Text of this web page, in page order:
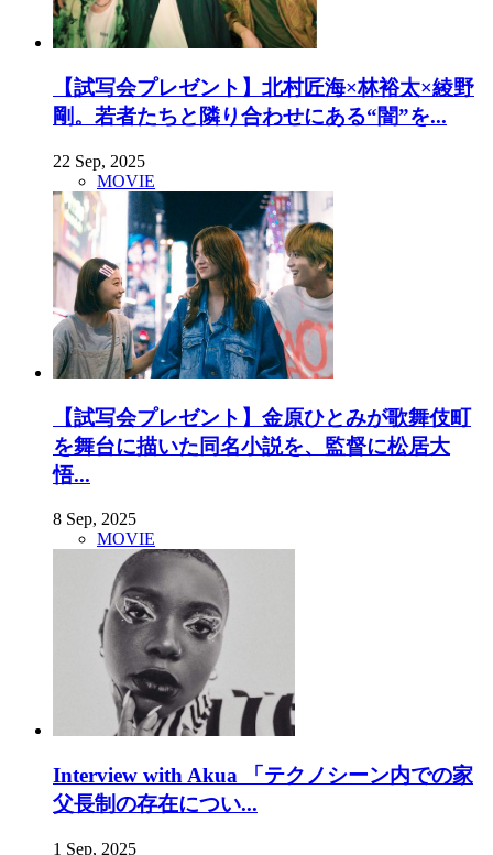
【試写会プレゼント】北村匠海×林裕太×綾野
剛。若者たちと隣り合わせにある“闇”を...
22 Sep, 2025
MOVIE
【試写会プレゼント】金原ひとみが歌舞伎町
を舞台に描いた同名小説を、監督に松居大
悟...
8 Sep, 2025
MOVIE
Interview with Akua 「テクノシーン内での家
父長制の存在につい...
1 Sep, 2025